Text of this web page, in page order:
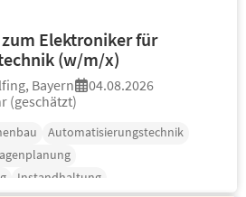
Elektroniker für
(w/m/x)
Bayern
04.08.2026
(geschätzt)
Automatisierungstechnik
Instandhaltung